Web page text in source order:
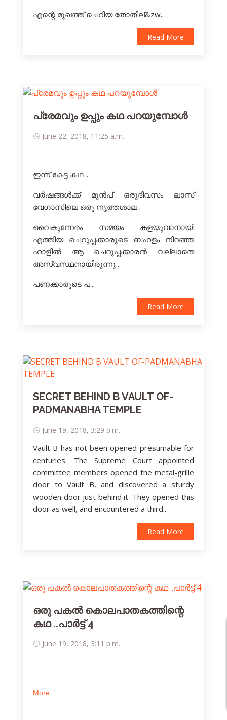
എന്റെ മുഖത്ത് ചെറിയ തോതില്&zw..
Read More
പ്രേമവും ഉപ്പും കഥ പറയുമ്പോള്‍
June 22, 2018, 11:25 a.m.
ഇന്ന് കേട്ട കഥ ...
വർഷങ്ങൾക്ക് മുൻപ് ഒരുദിവസം ലാസ്
വേഗാസിലെ ഒരു നൃത്തശാല .
വൈകുന്നേരം സമയം കളയുവാനായി
എത്തിയ ചെറുപ്പക്കാരുടെ ബഹളം നിറഞ്ഞ
ഹാളിൽ ആ ചെറുപ്പക്കാരൻ വല്ലാതെ
അസ്വസ്ഥനായിരുന്നു ..
പണക്കാരുടെ പ..
Read More
SECRET BEHIND B VAULT OF-
PADMANABHA TEMPLE
June 19, 2018, 3:29 p.m.
Vault B has not been opened presumable for
centuries. The Supreme Court appointed
committee members opened the metal-grille
door to Vault B, and discovered a sturdy
wooden door just behind it. They opened this
door as well, and encountered a third..
Read More
ഒരു പകല്‍ കൊലപാതകത്തിന്റെ
കഥ ..പാര്‍ട്ട് 4
June 19, 2018, 3:11 p.m.
More